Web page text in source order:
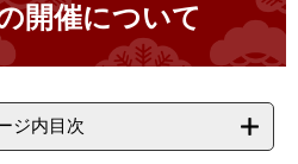
開催について
ジ内目次